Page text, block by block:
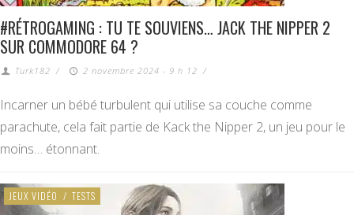
#RÉTROGAMING : TU TE SOUVIENS… JACK THE NIPPER 2
SUR COMMODORE 64 ?
Turk182 / 2 novembre 2024 - 9 h 12 /
Incarner un bébé turbulent qui utilise sa couche comme
parachute, cela fait partie de Kack the Nipper 2, un jeu pour le
moins… étonnant.
JEUX VIDÉO / TESTS